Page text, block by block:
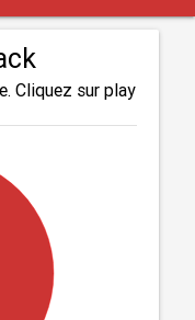
Cliquez sur play